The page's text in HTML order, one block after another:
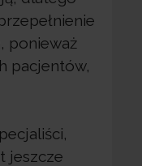
ponieważ
pacjentów,
jeszcze